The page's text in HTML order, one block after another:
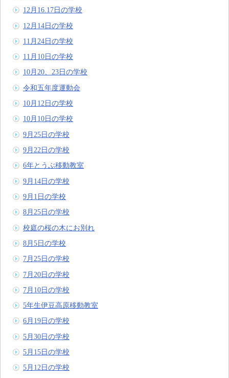
12月16.17日の学校
12月14日の学校
11月24日の学校
11月10日の学校
10月20、23日の学校
令和五年度運動会
10月12日の学校
10月10日の学校
9月25日の学校
9月22日の学校
6年とうぶ移動教室
9月14日の学校
9月1日の学校
8月25日の学校
校庭の桜の木にお別れ
8月5日の学校
7月25日の学校
7月20日の学校
7月10日の学校
5年生伊豆高原移動教室
6月19日の学校
5月30日の学校
5月15日の学校
5月12日の学校